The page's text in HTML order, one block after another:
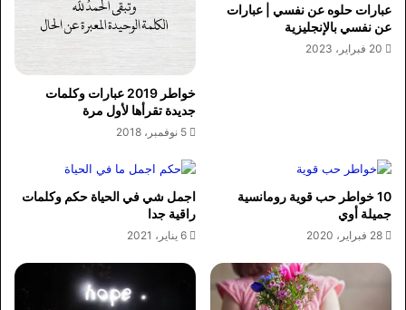
عبارات حلوه عن نفسي | عبارات
عن نفسي بالإنجليزية
20 فبراير، 2023
خواطر 2019 عبارات وكلمات
جديدة تقرأها لأول مرة
5 نوفمبر، 2018
10 خواطر حب قوية رومانسية
جميلة أوي
28 فبراير، 2020
اجمل شي في الحياة حكم وكلمات
راقية جدا
6 يناير، 2021